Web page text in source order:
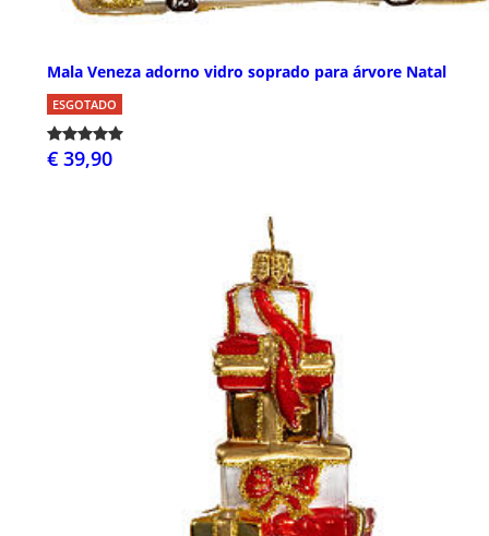
Mala Veneza adorno vidro soprado para árvore Natal
ESGOTADO
€ 39,90